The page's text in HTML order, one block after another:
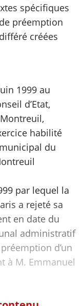
spécifiques
préemption
créées
1999 au
d’Etat,
habilité
du
par lequel la
a rejeté sa
en date du
administratif
d’un
à M. Emmanuel